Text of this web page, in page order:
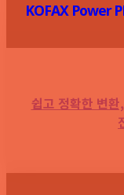
KOFAX Power
쉽고 정확한 변